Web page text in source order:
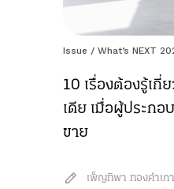
Issue / What’s NEXT
10 เรื่องต้องรู้เกี่
เดีย เมื่อผู้ประก
ขาย
เพ็ญทิพา ทองคำเภา